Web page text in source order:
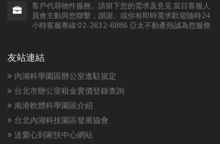
客戶代尋物件服務。請留下您的需求及意見.當日客服人
員會主動與您聯繫，謝謝。或你有即時需求歡迎隨時24
小時客服專線:02-2632-6886 亞太不動產熱誠為您服務
友站連結
內湖科學園區辦公室進駐規定
台北市辦公室租金實價登錄查詢
南港軟體科學園區介紹
台北內湖科技園區發展協會
送愛心到家扶中心網站